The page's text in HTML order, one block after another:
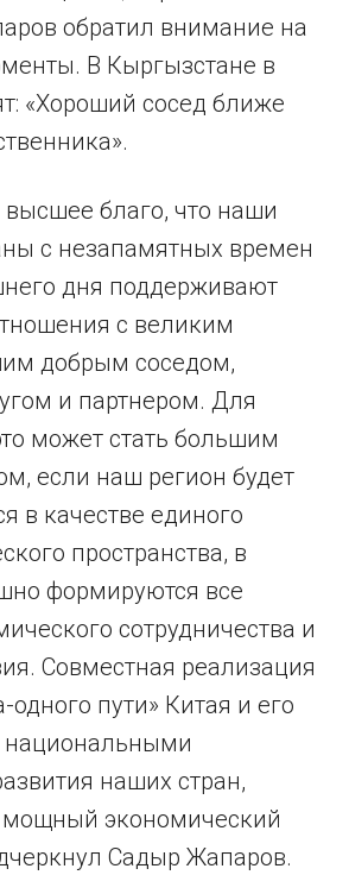
обратил внимание на
В Кыргызстане в
«Хороший сосед ближе
высшее благо, что наши
с незапамятных времен
дня поддерживают
с великим
добрым соседом,
и партнером. Для
может стать большим
если наш регион будет
в качестве единого
пространства, в
формируются все
сотрудничества и
Совместная реализация
одного пути» Китая и его
национальными
наших стран,
мощный экономический
Садыр Жапаров.